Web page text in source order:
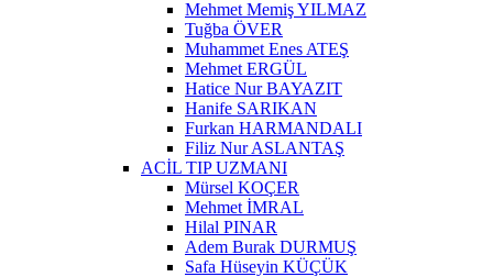
Mehmet Memiş YILMAZ
Tuğba ÖVER
Muhammet Enes ATEŞ
Mehmet ERGÜL
Hatice Nur BAYAZIT
Hanife SARIKAN
Furkan HARMANDALI
Filiz Nur ASLANTAŞ
ACİL TIP UZMANI
Mürsel KOÇER
Mehmet İMRAL
Hilal PINAR
Adem Burak DURMUŞ
Safa Hüseyin KÜÇÜK